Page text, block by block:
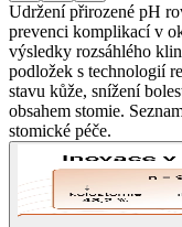
Udržení přirozené pH
prevenci komplikací v
výsledky rozsáhlého
podložek s technologií
stavu kůže, snížení
obsahem stomie.
stomické péče.